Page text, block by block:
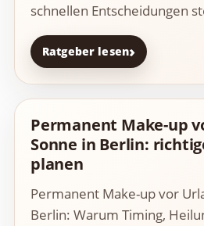
schnellen Entscheidungen
Ratgeber lesen
Permanent Make-up
Sonne in Berlin:
planen
Permanent Make-up vor
Berlin: Warum Timing,